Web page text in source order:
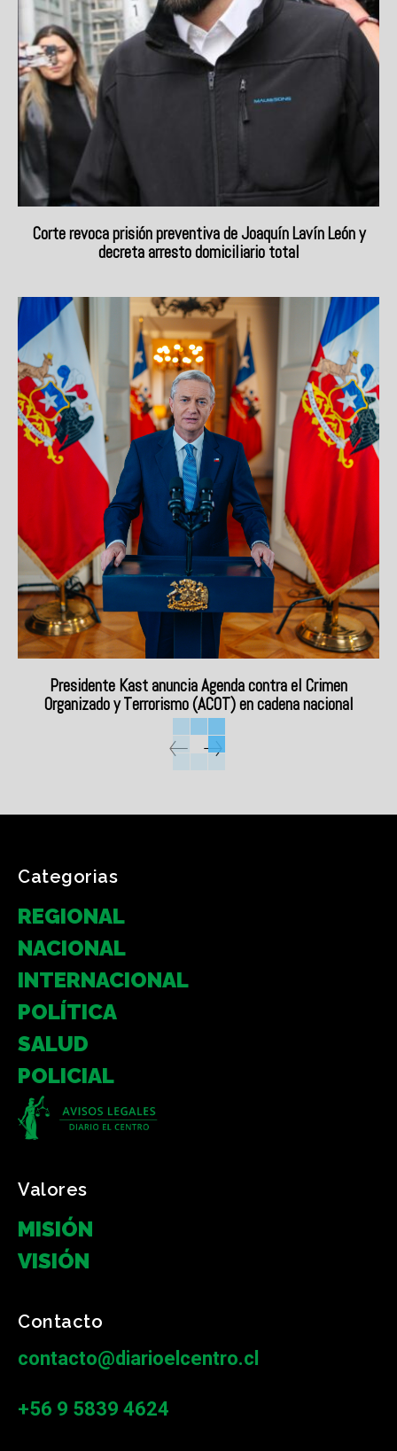
Corte revoca prisión preventiva de Joaquín Lavín León y
decreta arresto domiciliario total
Presidente Kast anuncia Agenda contra el Crimen
Organizado y Terrorismo (ACOT) en cadena nacional
Categorias
REGIONAL
NACIONAL
INTERNACIONAL
POLÍTICA
SALUD
POLICIAL
Valores
MISIÓN
VISIÓN
Contacto
contacto@diarioelcentro.cl
+56 9 5839 4624